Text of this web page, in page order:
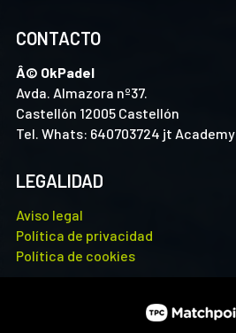
CONTACTO
Â© OkPadel
Avda. Almazora nº37.
Castellón 12005 Castellón
Tel. Whats: 640703724 jt Academy
LEGALIDAD
Aviso legal
Política de privacidad
Política de cookies